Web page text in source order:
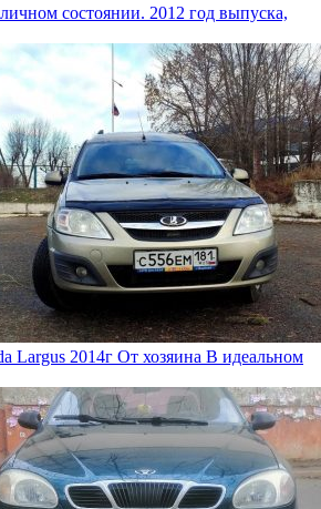
состоянии. 2012 год выпуска,
Largus 2014г От хозяина В идеальном